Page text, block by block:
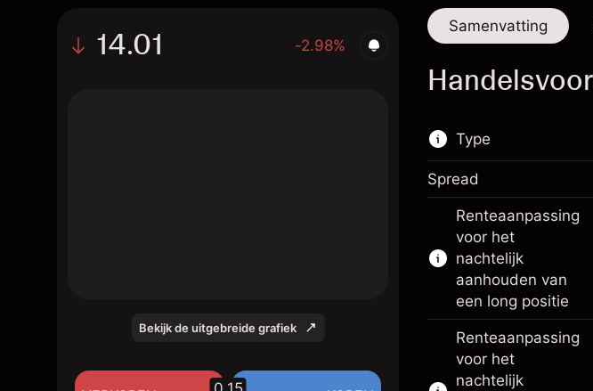
14.01 -2.98%
Bekijk de uitgebreide grafiek
Samenvatting
Type
De handel in CFD's
beschikbaar voor
Meer informatie over:
CFD's
Knock-outs
Spread
Renteaanpassing
voor het
nachtelijk
aanhouden van
een long positie
Renteaanpassing
voor het
nachtelijk